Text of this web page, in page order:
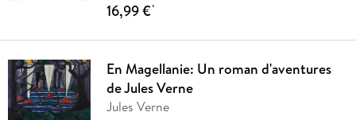
16,99 €*
En Magellanie: Un roman d'aventures
de Jules Verne
Jules Verne